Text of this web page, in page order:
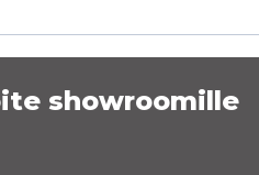
showroomille